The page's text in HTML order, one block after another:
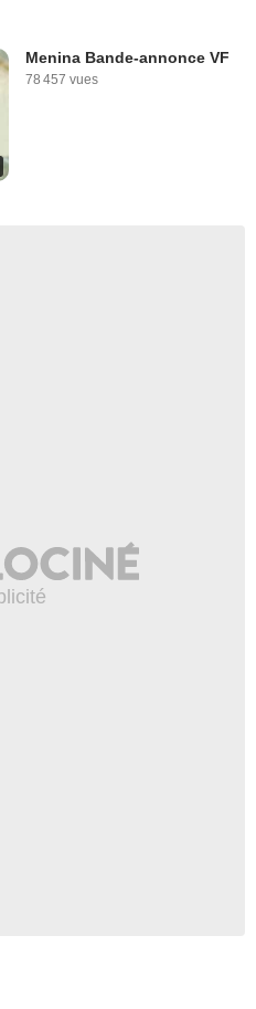
Menina Bande-annonce VF
78 457 vues